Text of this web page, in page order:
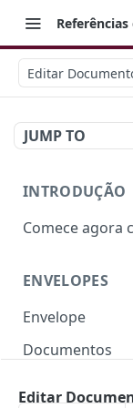
Referências
Editar
JUMP TO
INTRODUÇÃO
Comece agora
ENVELOPES
Envelope
Campos e
Documentos
Editar